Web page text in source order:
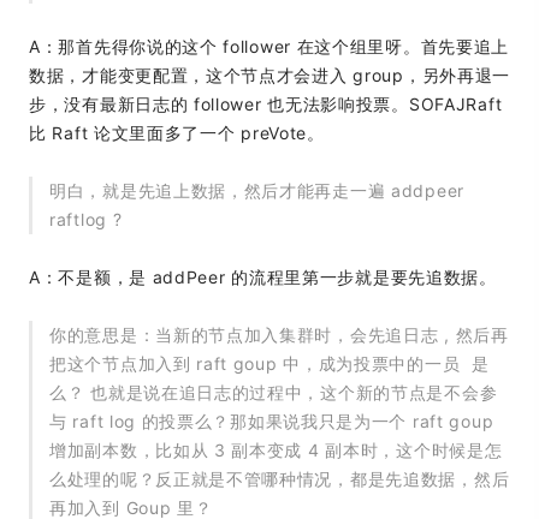
A：那首先得你说的这个 follower 在这个组里呀。首先要追上
数据，才能变更配置，这个节点才会进入 group，另外再退一
步，没有最新日志的 follower 也无法影响投票。SOFAJRaft
比 Raft 论文里面多了一个 preVote。
明白，就是先追上数据，然后才能再走一遍 addpeer
raftlog ?
A：不是额，是 addPeer 的流程里第一步就是要先追数据。
你的意思是：当新的节点加入集群时，会先追日志 , 然后再
把这个节点加入到 raft goup 中，成为投票中的一员 是
么？ 也就是说在追日志的过程中，这个新的节点是不会参
与 raft log 的投票么？那如果说我只是为一个 raft goup
增加副本数，比如从 3 副本变成 4 副本时，这个时候是怎
么处理的呢？反正就是不管哪种情况，都是先追数据，然后
再加入到 Goup 里？